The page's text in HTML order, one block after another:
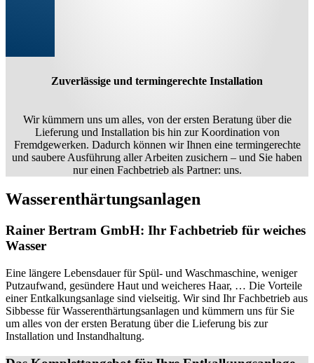
Zuverlässige und termingerechte Installation
Wir kümmern uns um alles, von der ersten Beratung über die
Lieferung und Installation bis hin zur Koordination von
Fremdgewerken. Dadurch können wir Ihnen eine termingerechte
und saubere Ausführung aller Arbeiten zusichern – und Sie haben
nur einen Fachbetrieb als Partner: uns.
Wasserenthärtungsanlagen
Rainer Bertram GmbH: Ihr Fachbetrieb für weiches
Wasser
Eine längere Lebensdauer für Spül- und Waschmaschine, weniger
Putzaufwand, gesündere Haut und weicheres Haar, … Die Vorteile
einer Entkalkungsanlage sind vielseitig. Wir sind Ihr Fachbetrieb aus
Sibbesse für Wasserenthärtungsanlagen und kümmern uns für Sie
um alles von der ersten Beratung über die Lieferung bis zur
Installation und Instandhaltung.